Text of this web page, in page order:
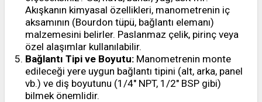
Akışkanın kimyasal özellikleri, manometrenin iç
aksamının (Bourdon tüpü, bağlantı elemanı)
malzemesini belirler. Paslanmaz çelik, pirinç veya
özel alaşımlar kullanılabilir.
Bağlantı Tipi ve Boyutu: Manometrenin monte
edileceği yere uygun bağlantı tipini (alt, arka, panel
vb.) ve diş boyutunu (1/4" NPT, 1/2" BSP gibi)
bilmek önemlidir.